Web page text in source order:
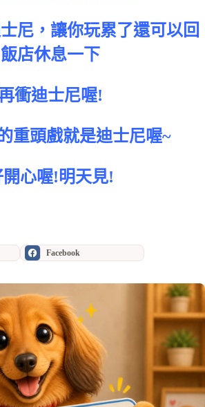
尼，讓你玩累了還可以回
飯店休息一下
衝迪士尼喔!
重頭戲就是迪士尼喔~
開心喔!明天見!
Facebook